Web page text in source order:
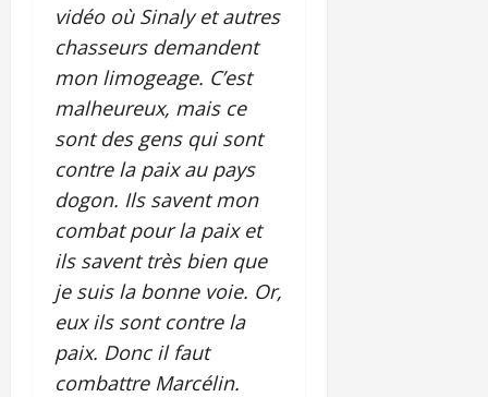
vidéo où Sinaly et autres
chasseurs demandent
mon limogeage. C’est
malheureux, mais ce
sont des gens qui sont
contre la paix au pays
dogon. Ils savent mon
combat pour la paix et
ils savent très bien que
je suis la bonne voie. Or,
eux ils sont contre la
paix. Donc il faut
combattre Marcélin.